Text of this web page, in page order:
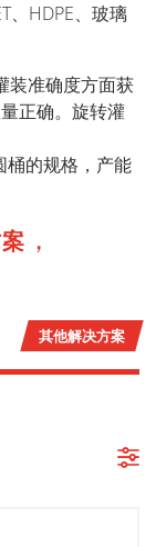
、HDPE、玻璃
装准确度方面获
正确。旋转灌
桶的规格，产能
，
其他解决方案